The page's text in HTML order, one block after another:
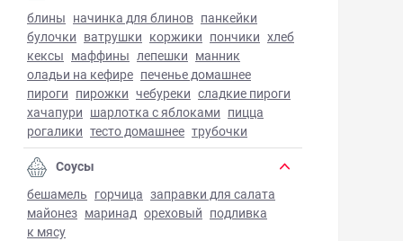
блины начинка для блинов панкейки
булочки ватрушки коржики пончики хлеб
кексы маффины лепешки манник
оладьи на кефире печенье домашнее
пироги пирожки чебуреки сладкие пироги
хачапури шарлотка с яблоками пицца
рогалики тесто домашнее трубочки
Соусы
бешамель горчица заправки для салата
майонез маринад ореховый подливка
к мясу